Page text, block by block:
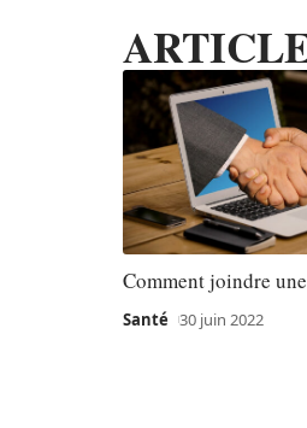
Comment joindre
Santé 30 juin 2022